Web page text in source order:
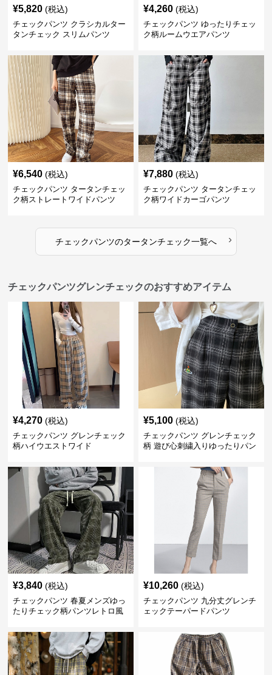
¥5,820 (税込)
チェックパンツ クラシカルター
タンチェック スリムパンツ
¥4,260 (税込)
チェックパンツ ゆったりチェッ
ク柄ルームウエアパンツ
¥6,540 (税込)
チェックパンツ タータンチェッ
ク柄ストレートワイドパンツ
¥7,880 (税込)
チェックパンツ タータンチェッ
ク柄ワイドカーゴパンツ
チェックパンツのタータンチェック一覧へ ›
チェックパンツグレンチェックのおすすめアイテム
¥4,270 (税込)
チェックパンツ グレンチェック
柄ハイウエストワイド
¥5,100 (税込)
チェックパンツ グレンチェック
柄 遊び心刺繍入りゆったりパン
¥3,840 (税込)
チェックパンツ 春夏メンズゆっ
たりチェック柄パンツレトロ風
¥10,260 (税込)
チェックパンツ 九分丈グレンチ
ェックテーパードパンツ